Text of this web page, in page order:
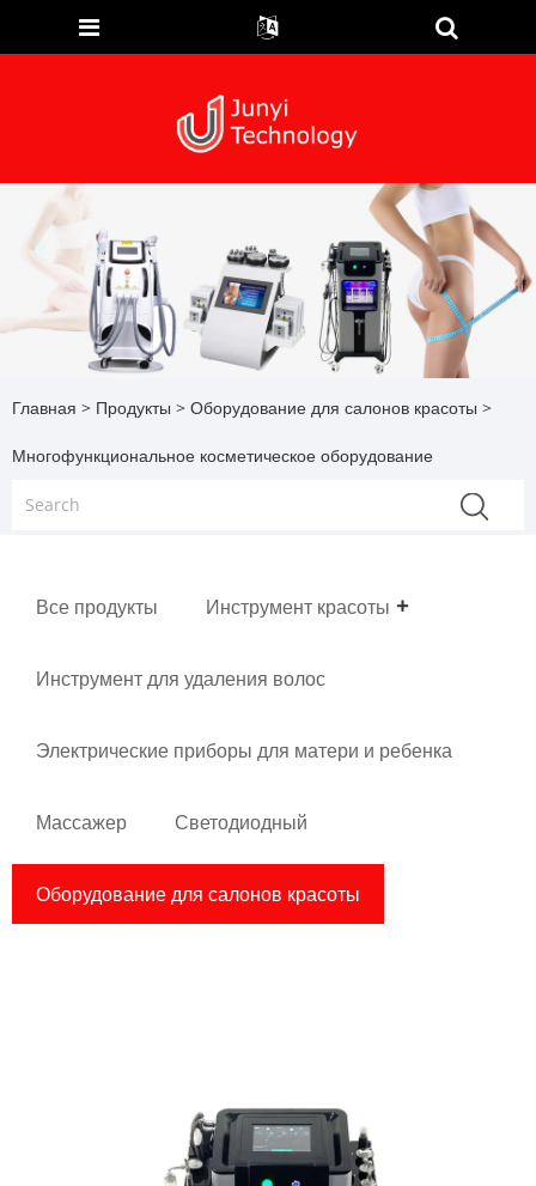
Главная > Продукты > Оборудование для салонов красоты >
Многофункциональное косметическое оборудование
Все продукты Инструмент красоты
Инструмент для удаления волос
Электрические приборы для матери и ребенка
Массажер Светодиодный
Оборудование для салонов красоты